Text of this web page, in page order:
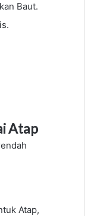
Baut.
Atap
Atap,